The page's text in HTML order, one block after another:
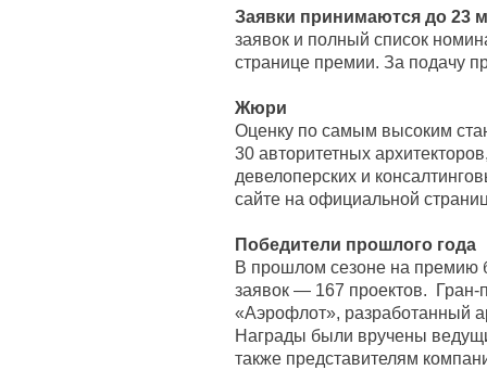
Заявки принимаются до 23
заявок и полный список
странице премии. За подачу
Жюри
Оценку по самым высоким
30 авторитетных
девелоперских и
сайте на официальной
Победители прошлого года
В прошлом сезоне на премию
заявок — 167 проектов. Гран-
«Аэрофлот», разработанный
Награды были вручены
также представителям